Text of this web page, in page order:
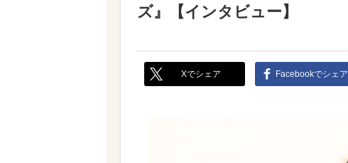
ズ』【インタビュー】
Xでシェア Facebookでシェア